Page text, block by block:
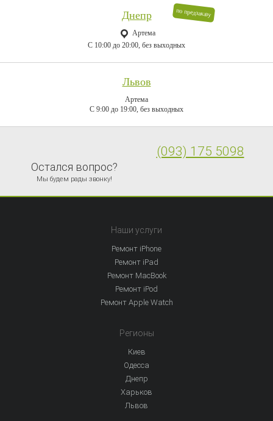
по предзаказу
Днепр
Артема
C 10:00 до 20:00, без выходных
Львов
Артема
C 9:00 до 19:00, без выходных
Остался вопрос?
Мы будем рады звонку!
(093) 175 5098
Наши услуги
Ремонт iPhone
Ремонт iPad
Ремонт MacBook
Ремонт iPod
Ремонт Apple Watch
Регионы
Киев
Одесса
Днепр
Харьков
Львов